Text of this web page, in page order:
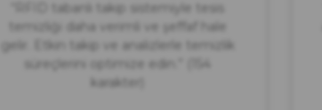
“RFID tabanlı takip sistemiyle tesis
temizliği daha verimli ve şeffaf hale
gelir. Etkin takip ve analizlerle temizlik
süreçlerini optimize edin.” (154
karakter)